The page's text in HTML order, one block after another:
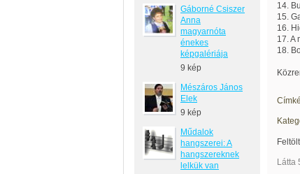
Gáborné Csiszer
Anna
magyarnóta
énekes
képgalériája
9 kép
Mészáros János
Elek
9 kép
Műdalok
hangszerei: A
hangszereknek
lelkük van
14.
15.
16.
17. A
18.
Látta